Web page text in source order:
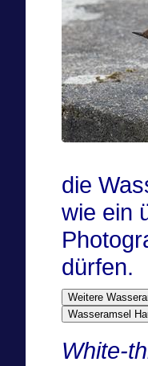
die
wie ein
dürfen.
Weitere
Wasseramsel
White-